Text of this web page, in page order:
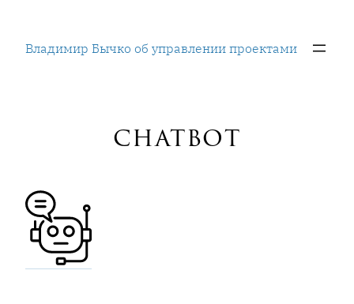
содержимому
Владимир Бычко об управлении проектами
chatbot